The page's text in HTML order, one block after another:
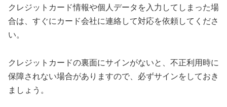
クレジットカード情報や個人データを入力してしまった場
合は、すぐにカード会社に連絡して対応を依頼してくださ
い。
クレジットカードの裏面にサインがないと、不正利用時に
保障されない場合がありますので、必ずサインをしておき
ましょう。